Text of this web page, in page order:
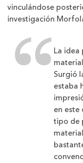
vinculándose
investigación
La
Surgió
estaba
en este
tipo de